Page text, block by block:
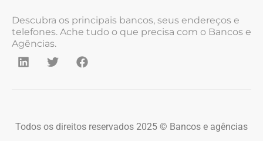
Descubra os principais bancos, seus endereços e
telefones. Ache tudo o que precisa com o Bancos e
Agências.
Todos os direitos reservados 2025 © Bancos e agências